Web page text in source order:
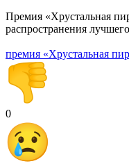
Премия «Хрустальная
распространения
премия «Хрустальная
0